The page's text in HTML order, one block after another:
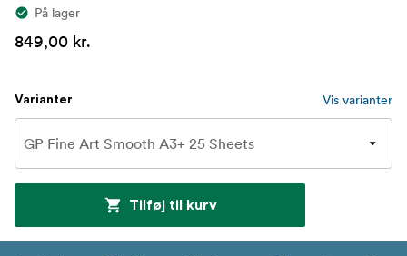
På lager
849,00 kr.
Varianter Vis varianter
Tilføj til kurv